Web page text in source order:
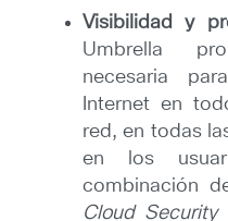
Visibilidad y
Umbrella
necesaria
Internet en
red, en todas
en los
combinación
Cloud